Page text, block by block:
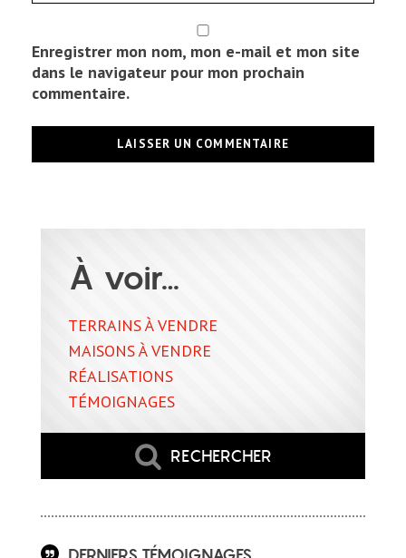
Enregistrer mon nom, mon e-mail et mon site
dans le navigateur pour mon prochain
commentaire.
À voir…
TERRAINS À VENDRE
MAISONS À VENDRE
RÉALISATIONS
TÉMOIGNAGES
RECHERCHER